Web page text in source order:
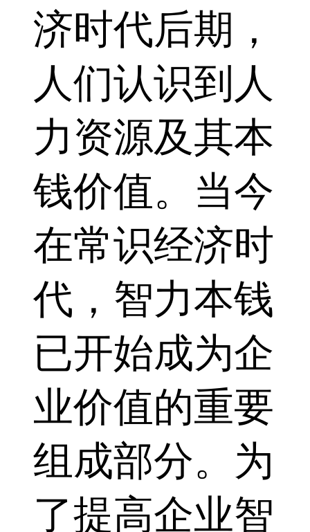
济时代后期，
人们认识到人
力资源及其本
钱价值。当今
在常识经济时
代，智力本钱
已开始成为企
业价值的重要
组成部分。为
了提高企业智